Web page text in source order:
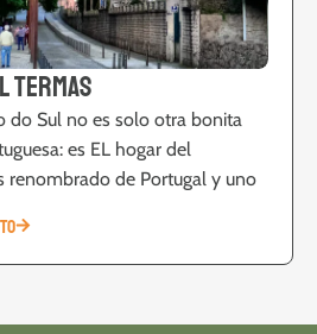
Termas
do Sul no es solo otra bonita
es EL hogar del
renombrado de Portugal y uno